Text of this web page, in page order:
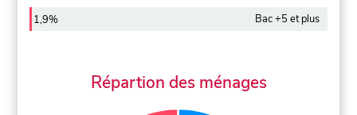
1,9% Bac +5 et plus
Répartion des ménages